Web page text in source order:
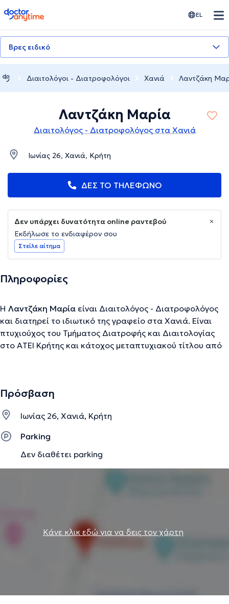
doctoranytime EL
Βρες ειδικό
Διαιτολόγοι - Διατροφολόγοι Χανιά Λαντζάκη
Λαντζάκη Μαρία
Διαιτολόγος - Διατροφολόγος στα Χανιά
Ιωνίας 26, Χανιά, Κρήτη
ΔΕΣ ΤΟ ΤΗΛΕΦΩΝΟ
Δεν υπάρχει δυνατότητα online ραντεβού
Εκδήλωσε το ενδιαφέρον σου
Στείλε αίτημα
Πληροφορίες
Η Λαντζάκη Μαρία είναι Διαιτολόγος - Διατροφολόγος
και διατηρεί το ιδιωτικό της γραφείο στα Χανιά. Είναι
πτυχιούχος του Τμήματος Διατροφής και Διαιτολογίας
στο AΤΕΙ Κρήτης και κάτοχος μεταπτυχιακού τίτλου από
παράλληλα με το το γραφείο διαιτολογίας και
εκπαιδευτικά προγράμματα σε σχολεία, παιδικούς
σταθμούς και σε προγράμματα του Δήμου (μέσω της δια
βίου μάθησης). Τέλος αξίζει να αναφερθεί το γεγονός της
εξειδίκευσής της στην Παχυσαρκία και τον Μεταβολισμό.
Πρόσβαση
Ιωνίας 26, Χανιά, Κρήτη
Parking
Δεν διαθέτει parking
Κάνε κλικ εδώ για να δεις τον χάρτη